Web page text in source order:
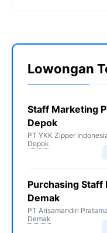
Lowongan
Staff Marketing
Depok
PT YKK Zipper
Depok
Purchasing Staff
Demak
PT Arisamandiri Pratama
Demak